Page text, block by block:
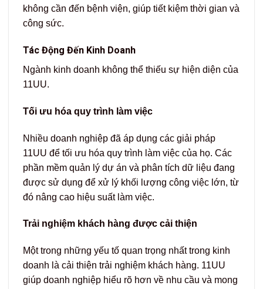
không cần đến bệnh viện, giúp tiết kiệm thời gian và
công sức.
Tác Động Đến Kinh Doanh
Ngành kinh doanh không thể thiếu sự hiện diện của
11UU.
Tối ưu hóa quy trình làm việc
Nhiều doanh nghiệp đã áp dụng các giải pháp
11UU để tối ưu hóa quy trình làm việc của họ. Các
phần mềm quản lý dự án và phân tích dữ liệu đang
được sử dụng để xử lý khối lượng công việc lớn, từ
đó nâng cao hiệu suất làm việc.
Trải nghiệm khách hàng được cải thiện
Một trong những yếu tố quan trọng nhất trong kinh
doanh là cải thiện trải nghiệm khách hàng. 11UU
giúp doanh nghiệp hiểu rõ hơn về nhu cầu và mong